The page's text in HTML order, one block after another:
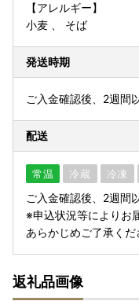
【アレルギー】
小麦 、 そば
発送時期
ご入金確認後、2週間
配送
常温 冷蔵 冷凍
ご入金確認後、2週間
※申込状況等によりお
あらかじめご了承くだ
返礼品画像